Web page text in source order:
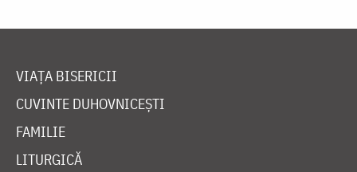
VIAȚA BISERICII
CUVINTE DUHOVNICEȘTI
FAMILIE
LITURGICĂ